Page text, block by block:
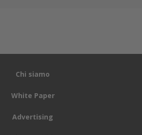
Chi siamo
White Paper
Advertising